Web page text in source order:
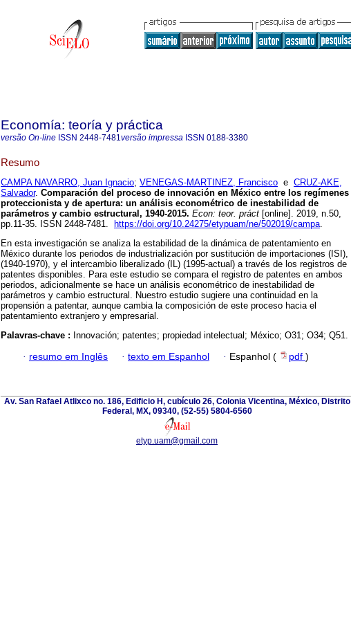
Economía: teoría y práctica
versão On-line ISSN 2448-7481versão impressa ISSN 0188-3380
Resumo
CAMPA NAVARRO, Juan Ignacio; VENEGAS-MARTINEZ, Francisco e CRUZ-AKE,
Salvador. Comparación del proceso de innovación en México entre los regímenes
proteccionista y de apertura: un análisis econométrico de inestabilidad de
parámetros y cambio estructural, 1940-2015. Econ: teor. práct [online]. 2019, n.50,
pp.11-35. ISSN 2448-7481.
https://doi.org/10.24275/etypuam/ne/502019/campa.
En esta investigación se analiza la estabilidad de la dinámica de patentamiento en
México durante los periodos de industrialización por sustitución de importaciones (ISI),
(1940-1970), y el intercambio liberalizado (IL) (1995-actual) a través de los registros de
patentes disponibles. Para este estudio se compara el registro de patentes en ambos
periodos, adicionalmente se hace un análisis econométrico de inestabilidad de
parámetros y cambio estructural. Nuestro estudio sugiere una continuidad en la
propensión a patentar, aunque cambia la composición de este proceso hacia el
patentamiento extranjero y empresarial.
Palavras-chave : Innovación; patentes; propiedad intelectual; México; O31; O34; Q51.
· resumo em Inglês · texto em Espanhol · Espanhol ( pdf )
Av. San Rafael Atlixco no. 186, Edificio H, cubículo 26, Colonia Vicentina, México, Distrito
Federal, MX, 09340, (52-55) 5804-6560
etyp.uam@gmail.com